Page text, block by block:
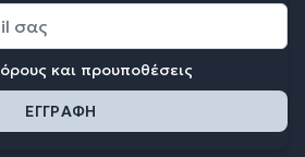
όρους και προυποθέσεις